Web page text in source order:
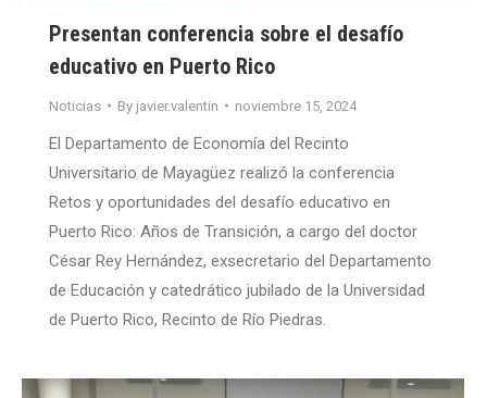
Presentan conferencia sobre el desafío
educativo en Puerto Rico
Noticias By javier.valentin noviembre 15, 2024
El Departamento de Economía del Recinto
Universitario de Mayagüez realizó la conferencia
Retos y oportunidades del desafío educativo en
Puerto Rico: Años de Transición, a cargo del doctor
César Rey Hernández, exsecretario del Departamento
de Educación y catedrático jubilado de la Universidad
de Puerto Rico, Recinto de Río Piedras.